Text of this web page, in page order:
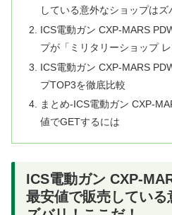
している意外なショップはズ
ICS電動ガン CXP-MARS
プが「ミリタリーショップ
ICS電動ガン CXP-MARS
プTOP3を徹底比較
まとめ-ICS電動ガン CXP-
値でGETするには
ICS電動ガン CXP-
最安値で販売している